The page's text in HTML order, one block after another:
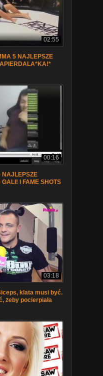
02:55
5 NAJLEPSZE
00:16
NAJLEPSZE
l FAME SHOTS
03:18
klata musi być.
żeby pocierpiała